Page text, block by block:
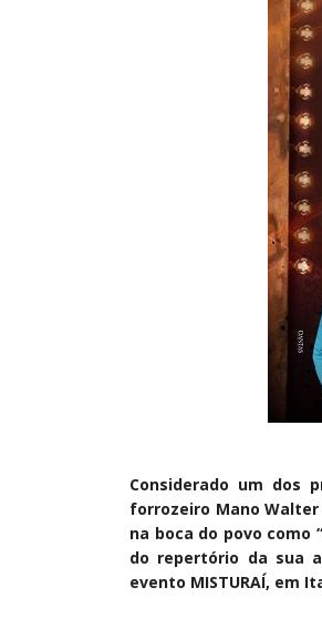
Considerado um dos
forrozeiro Mano
na boca do povo como
do repertório da sua
evento MISTURAÍ, em